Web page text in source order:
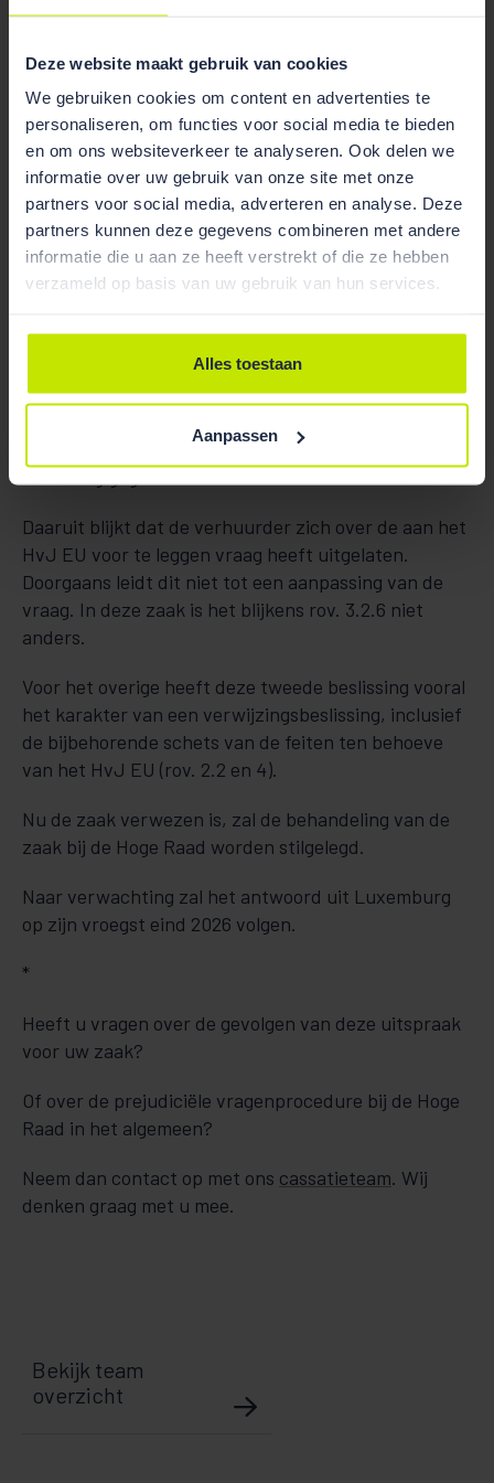
Deze website maakt gebruik van cookies
We gebruiken cookies om content en advertenties te
personaliseren, om functies voor social media te bieden
en om ons websiteverkeer te analyseren. Ook delen we
informatie over uw gebruik van onze site met onze
partners voor social media, adverteren en analyse. Deze
partners kunnen deze gegevens combineren met andere
informatie die u aan ze heeft verstrekt of die ze hebben
verzameld op basis van uw gebruik van hun services.
Alles toestaan
Aanpassen
mogelijk over de vraag hoe de door de kantonrechter
Hoge Raad geeft daarom aan de vraag te zullen
voorleggen aan het HvJ EU. Hierbij neemt de Hoge
Raad de ratio van de Richtlijn in aanmerking, te
weten: uitbanning van het gebruik van oneerlijke
bedingen. Voor dat doel lijken afschrikwekkende
sancties met een alles of niets-benadering het meest
geschikt.
Tweede prejudiciële beslissing
Nadat de Hoge Raad zijn voornemen om de vraag
door te schuiven naar het HvJ EU in de eerste
prejudiciële beslissing had aangekondigd en partijen
laten, heeft de Hoge Raad op 4 juli jl. zijn tweede
Daaruit blijkt dat de verhuurder zich over de aan het
HvJ EU voor te leggen vraag heeft uitgelaten.
Doorgaans leidt dit niet tot een aanpassing van de
vraag. In deze zaak is het blijkens rov. 3.2.6 niet
anders.
Voor het overige heeft deze tweede beslissing vooral
het karakter van een verwijzingsbeslissing, inclusief
de bijbehorende schets van de feiten ten behoeve
van het HvJ EU (rov. 2.2 en 4).
Nu de zaak verwezen is, zal de behandeling van de
zaak bij de Hoge Raad worden stilgelegd.
Naar verwachting zal het antwoord uit Luxemburg
op zijn vroegst eind 2026 volgen.
*
Heeft u vragen over de gevolgen van deze uitspraak
voor uw zaak?
Of over de prejudiciële vragenprocedure bij de Hoge
Raad in het algemeen?
Neem dan contact op met ons cassatieteam. Wij
denken graag met u mee.
Bekijk team
overzicht